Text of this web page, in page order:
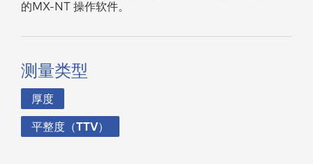
的MX-NT 操作软件。
测量类型
厚度
平整度（TTV）